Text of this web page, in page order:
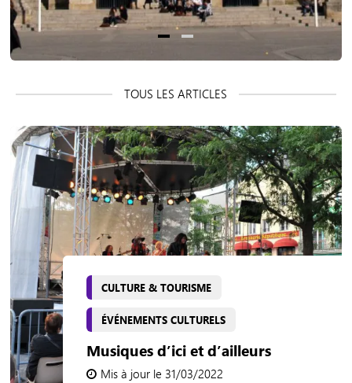
CULTURE & TOURISME
ÉVÉNEMENTS CULTURELS
Musiques d’ici et d’ailleurs
Mis à jour le 31/03/2022